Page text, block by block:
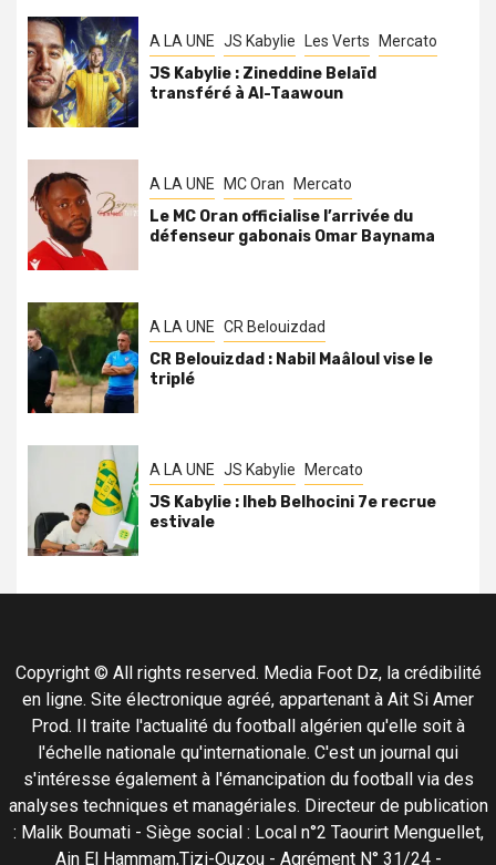
A LA UNE JS Kabylie Les Verts Mercato
JS Kabylie : Zineddine Belaïd
transféré à Al-Taawoun
A LA UNE MC Oran Mercato
Le MC Oran officialise l’arrivée du
défenseur gabonais Omar Baynama
A LA UNE CR Belouizdad
CR Belouizdad : Nabil Maâloul vise le
triplé
A LA UNE JS Kabylie Mercato
JS Kabylie : Iheb Belhocini 7e recrue
estivale
Copyright © All rights reserved. Media Foot Dz, la crédibilité
en ligne. Site électronique agréé, appartenant à Ait Si Amer
Prod. Il traite l'actualité du football algérien qu'elle soit à
l'échelle nationale qu'internationale. C'est un journal qui
s'intéresse également à l'émancipation du football via des
analyses techniques et managériales. Directeur de publication
: Malik Boumati - Siège social : Local n°2 Taourirt Menguellet,
Ain El Hammam,Tizi-Ouzou - Agrément N° 31/24 -